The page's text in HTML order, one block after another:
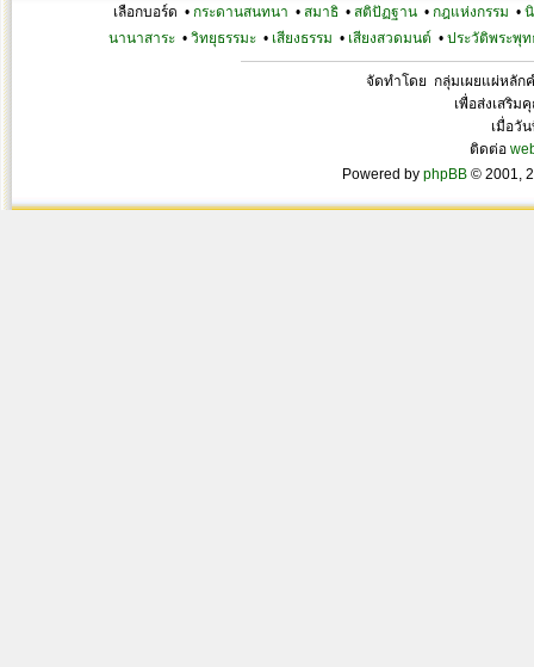
เลือกบอร์ด • กระดานสนทนา • สมาธิ • สติปัฏฐาน • กฎแห่งกรรม •
นานาสาระ •วิทยุธรรมะ • เสียงธรรม • เสียงสวดมนต์ •ประวัติพระพุท
จัดทำโดย กลุ่มเผยแผ่หลัก
เพื่อส่งเสริม
เมื่อวั
ติดต่อ
Powered by phpBB © 2001,